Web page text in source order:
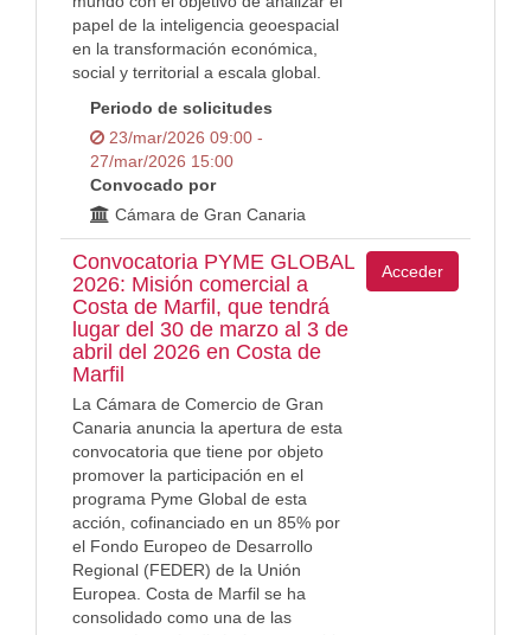
papel de la inteligencia geoespacial
en la transformación económica,
social y territorial a escala global.
Periodo de solicitudes
23/mar/2026 09:00 -
27/mar/2026 15:00
Convocado por
Cámara de Gran Canaria
Convocatoria PYME GLOBAL
2026: Misión comercial a
Costa de Marfil, que tendrá
lugar del 30 de marzo al 3 de
abril del 2026 en Costa de
Marfil
La Cámara de Comercio de Gran
Canaria anuncia la apertura de esta
convocatoria que tiene por objeto
promover la participación en el
programa Pyme Global de esta
acción, cofinanciado en un 85% por
el Fondo Europeo de Desarrollo
Regional (FEDER) de la Unión
Europea. Costa de Marfil se ha
consolidado como una de las
Acceder